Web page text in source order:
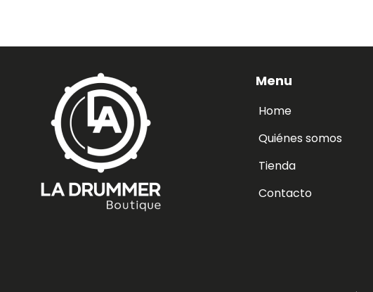
Menu
Home
Quiénes somos
Tienda
Contacto